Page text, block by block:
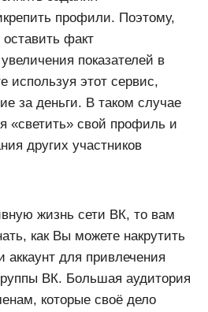
профили. Поэтому,
факт
показателей в
используя этот сервис,
за деньги. В таком случае
«светить» свой профиль и
других участников
жизнь сети ВК, то вам
как Вы можете накрутить
аккаунт для привлечения
ВК. Большая аудитория
которые своё дело